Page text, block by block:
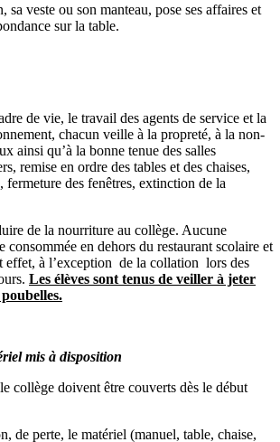
sa veste ou son manteau, pose ses affaires et
sur la table.
de vie, le travail des agents de service et la
chacun veille à la propreté, à la non-
ainsi qu’à la bonne tenue des salles
remise en ordre des tables et des chaises,
fermeture des fenêtres, extinction de la
de la nourriture au collège. Aucune
consommée en dehors du restaurant scolaire et
effet, à l’exception de la collation lors des
Les élèves sont tenus de veiller à jeter
mis à disposition
collège doivent être couverts dès le début
de perte, le matériel (manuel, table, chaise,